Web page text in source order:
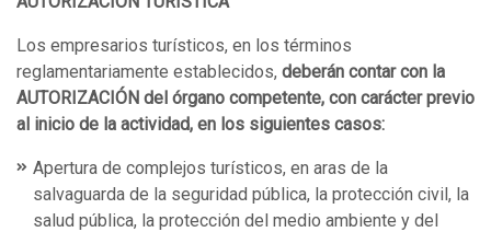
Los empresarios turísticos, en los términos
reglamentariamente establecidos, deberán contar con la
AUTORIZACIÓN del órgano competente, con carácter previo
al inicio de la actividad, en los siguientes casos:
Apertura de complejos turísticos, en aras de la
salvaguarda de la seguridad pública, la protección civil, la
salud pública, la protección del medio ambiente y del